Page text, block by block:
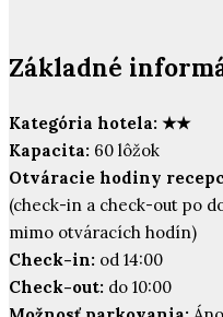
Základné
Kategória hotela: ★★
Kapacita: 60 lôžok
Otváracie hodiny
(check-in a check-out po
mimo otváracích hodín)
Check-in: od 14:00
Check-out: do 10:00